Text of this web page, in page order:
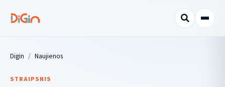
Digin Naujienos
STRAIPSNIS